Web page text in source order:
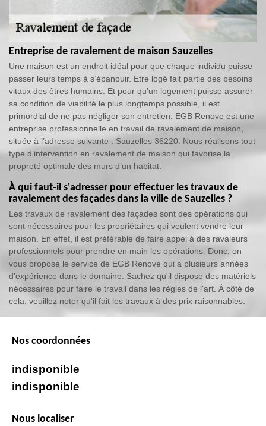
Entreprise de ravalement de maison Sauzelles
Une maison est un endroit idéal pour que chaque individu puisse
passer leurs temps à s’épanouir. Etre logé fait partie des besoins
vitaux des êtres humains. Et pour qu’un logement puisse assurer
sa condition de viabilité le plus longtemps possible, il est
primordial de ne pas négliger son entretien. EGB Renove est une
entreprise professionnelle en travail de ravalement de maison,
située à l’adresse suivante : Sauzelles 36220. Nous réalisons tout
type d’intervention en ravalement de maison qui favorise la
propreté optimale des murs d’un habitat.
À qui faut-il s'adresser pour effectuer les travaux de
ravalement des façades dans la ville de Sauzelles ?
Les travaux de ravalement des façades sont des opérations qui
sont nécessaires pour les propriétaires qui veulent vendre leur
maison. En effet, il est préférable de faire appel à des ravaleurs
professionnels pour prendre en main les opérations. Donc, on
vous propose le service de EGB Renove qui a plusieurs années
d'expérience dans le domaine. Sachez qu'il dispose des matériels
nécessaires pour faire le travail dans les règles de l'art. À côté de
cela, veuillez noter qu'il fait les travaux à des prix raisonnables.
Nos coordonnées
indisponible
indisponible
Nous localiser